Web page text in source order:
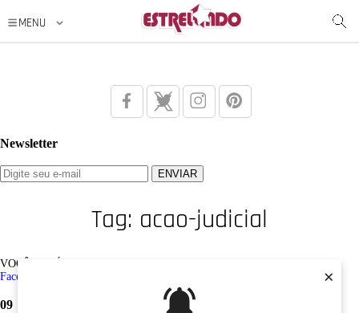
×
Newsletter
Tag: acao-judicial
VOCÊ ESTÁ AQUI: Tag /
Facebook
09